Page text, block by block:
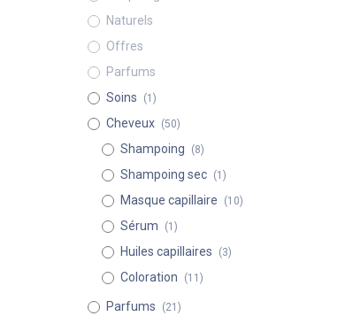
Naturels
Offres
Parfums
Soins
(1)
Cheveux (50)
Shampoing (8)
Shampoing sec (1)
Masque capillaire (10)
Sérum (1)
Huiles capillaires (3)
Coloration (11)
Parfums (21)